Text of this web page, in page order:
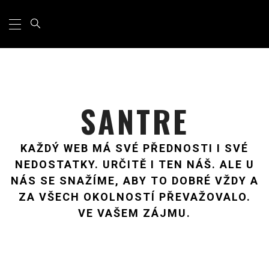
Menu
SANTRE
KAŽDÝ WEB MÁ SVÉ PŘEDNOSTI I SVÉ
NEDOSTATKY. URČITĚ I TEN NÁŠ. ALE U
NÁS SE SNAŽÍME, ABY TO DOBRÉ VŽDY A
ZA VŠECH OKOLNOSTÍ PŘEVAŽOVALO.
VE VAŠEM ZÁJMU.